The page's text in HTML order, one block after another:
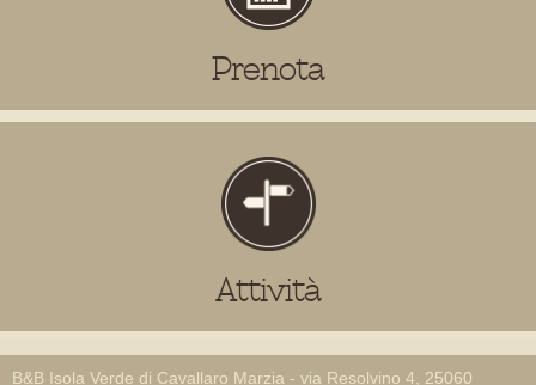
Prenota
Attività
B&B Isola Verde di Cavallaro Marzia - via Resolvino 4, 25060